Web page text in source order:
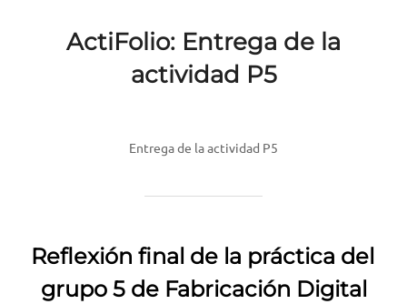
ActiFolio: Entrega de la
actividad P5
Entrega de la actividad P5
Reflexión final de la práctica del
grupo 5 de Fabricación Digital